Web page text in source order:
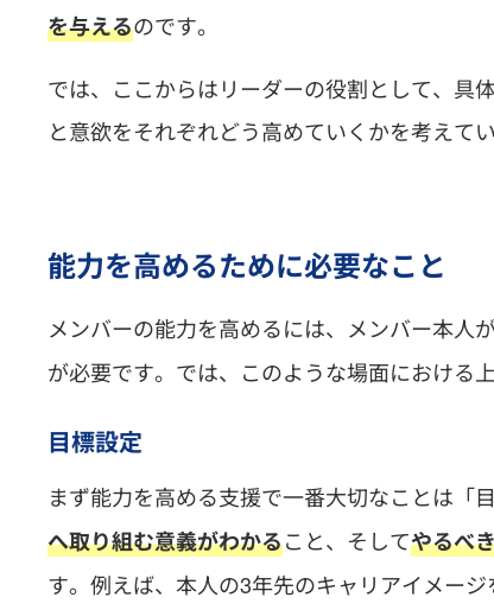
を与えるのです。
では、ここからはリーダーの役割として、具
と意欲をそれぞれどう高めていくかを考えて
能力を高めるために必要なこと
メンバーの能力を高めるには、メンバー本人
が必要です。では、このような場面における
目標設定
まず能力を高める支援で一番大切なことは「
へ取り組む意義がわかること、そしてやるべ
す。例えば、本人の3年先のキャリアイメー